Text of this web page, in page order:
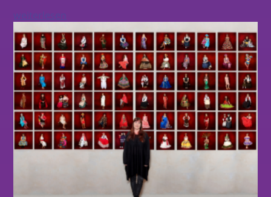
weiterlesen